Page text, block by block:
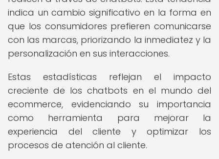
indica un cambio significativo en la forma en
que los consumidores prefieren comunicarse
con las marcas, priorizando la inmediatez y la
personalización en sus interacciones.
Estas estadísticas reflejan el impacto
creciente de los chatbots en el mundo del
ecommerce, evidenciando su importancia
como herramienta para mejorar la
experiencia del cliente y optimizar los
procesos de atención al cliente.